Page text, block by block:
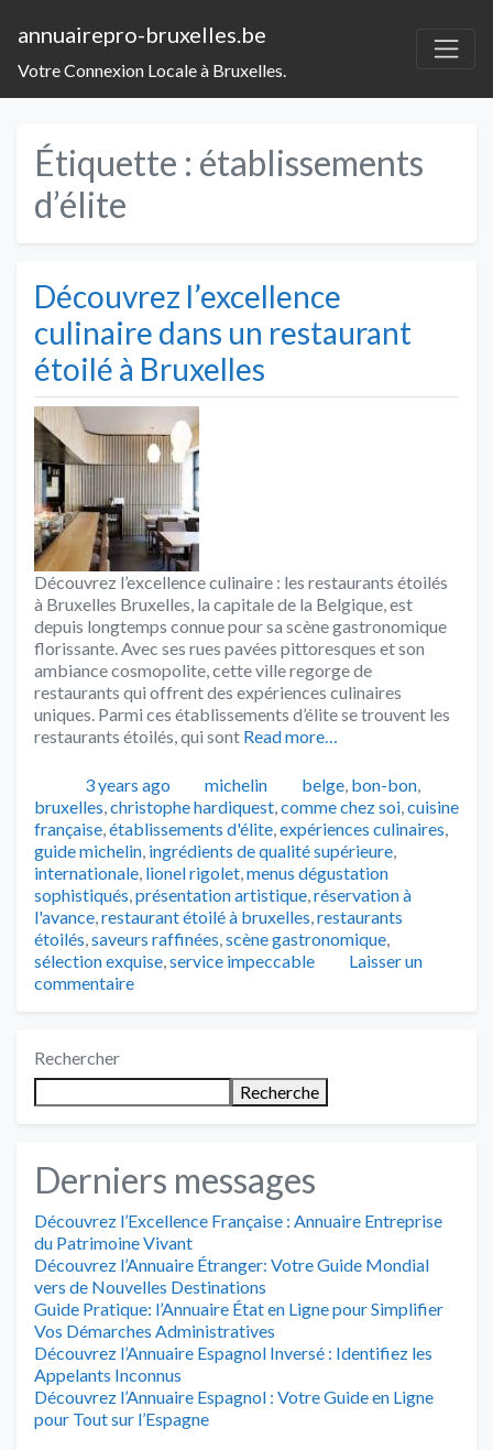
annuairepro-bruxelles.be
Votre Connexion Locale à Bruxelles.
Étiquette : établissements
d’élite
Découvrez l’excellence
culinaire dans un restaurant
étoilé à Bruxelles
Découvrez l’excellence culinaire : les restaurants étoilés
à Bruxelles Bruxelles, la capitale de la Belgique, est
depuis longtemps connue pour sa scène gastronomique
florissante. Avec ses rues pavées pittoresques et son
ambiance cosmopolite, cette ville regorge de
restaurants qui offrent des expériences culinaires
uniques. Parmi ces établissements d’élite se trouvent les
restaurants étoilés, qui sont Read more…
Publié3 years ago Catégories
michelin Tags
belge, bon-bon,
bruxelles,christophe hardiquest,comme chez soi,cuisine
française,établissements d'élite,expériences culinaires,
guide michelin, ingrédients de qualité supérieure,
internationale, lionel rigolet,menus dégustation
sophistiqués,présentation artistique,réservation à
l'avance,restaurant étoilé à bruxelles,restaurants
étoilés,saveurs raffinées,scène gastronomique,
sélection exquise,service impeccable
Laisser un
commentaire
Rechercher
Recherche
Derniers messages
Découvrez l’Excellence Française : Annuaire Entreprise
du Patrimoine Vivant
Découvrez l’Annuaire Étranger: Votre Guide Mondial
vers de Nouvelles Destinations
Guide Pratique: l’Annuaire État en Ligne pour Simplifier
Vos Démarches Administratives
Découvrez l’Annuaire Espagnol Inversé : Identifiez les
Appelants Inconnus
Découvrez l’Annuaire Espagnol : Votre Guide en Ligne
pour Tout sur l’Espagne